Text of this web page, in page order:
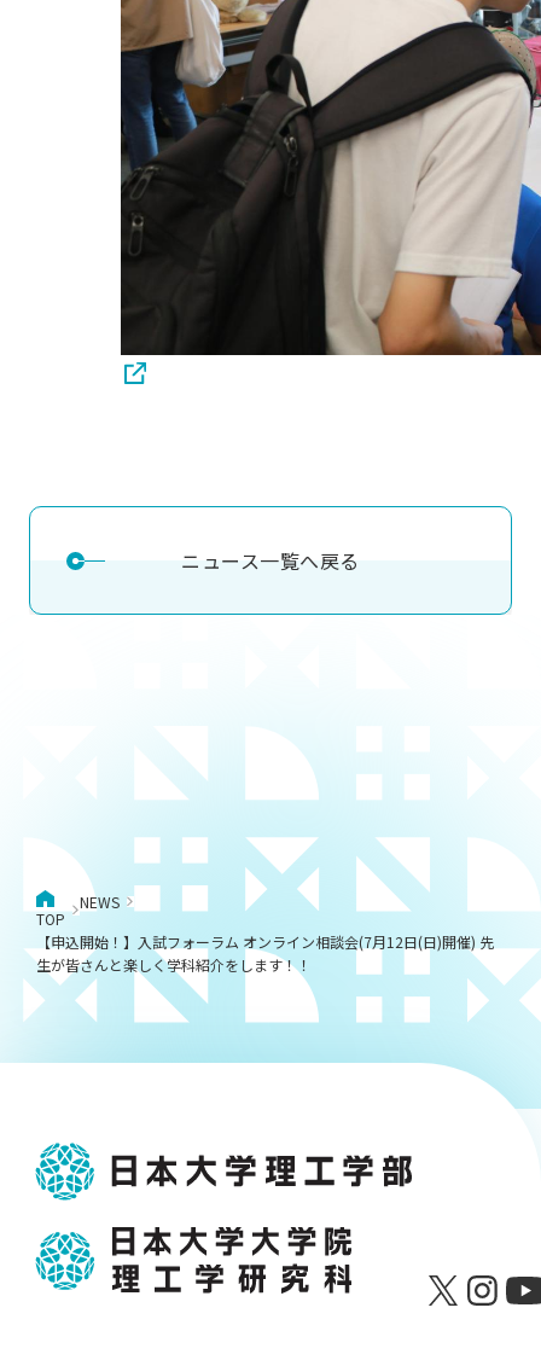
ニュース一覧へ戻る
TOP
NEWS
【申込開始！】入試フォーラム オンライン相談会(7月12日(日)開催) 先
生が皆さんと楽しく学科紹介をします！！